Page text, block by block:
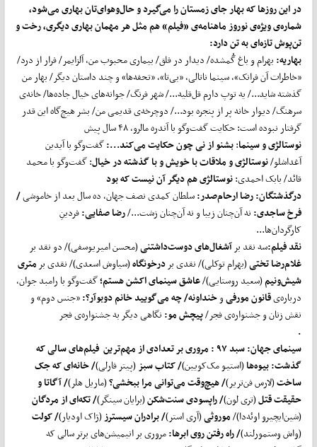
در این روزها که بهار جای زمستان را می‌گیرد و حال‌وهوای‌تان بهاری می‌شود،
شماره‌ی ویژه‌ی نوروز ماهنامه‌ی «فیلم» هم مثل هر مهمان بهاری دیگری، رخت و
تن‌پوش تازه‌ای به تن دارد:
بهاریه:بهرام و باغ گُمشده/ دیدار در فلق/ بیماری محبوب من، آلزایمر/ فرار از درد/
«خاطرات آن فرانک»، سینما ناتالی، «بی‌تا»، «تحفه‌ها» و چند داستان دیگر/ بهار من
گذشته شاید.../ یه توپ دارم قل‌قلیه.../ شهر فرنگ/ جوانه‌های خیال جاده‌ها/ خانه‌ی
سرهنگ/ دیوار خانه پر از پنجره بود.../ دوچرخه‌ی قدیمی من/ بشر هیچ‌گاه این قدر
گرفتار نبوده است: حکایت گفت‌وگو با آندره مالرو، ۴۸ سال پیش
نوستالژی و سینما:بشنو از نی چون حکایت میکند...:گفت‌وگو با آیدین
آغداشلو/نوستالژی و ملاقات با خویش و با گذشته در خیال: گفت‌وگو با محمد
قائد/ بابک احمدی:نوستالژی هم دیگر آن نیست که بود
درگذشتگان:رضا ارحامصدر:سلطان کمدی نصف جهان، ده سال بعد از خاموشی/
فرخ ساجدی:نه آن‌چنان زیبا و نه آن‌چنان زشت.../رضا صفایی:فردینِ
کارگردان‌ها...
نقد فیلم:سه نقد بر آشغالهای دوستداشتنی(محسن امیریوسفی)/ دو نقد بر
غلامرضا تختی(بهرام توکلی)/ نقدی بر درخونگاه(سیاوش اسعدی)/ نقدی بر متری
شیشونیم(سعید روستایی)/عاشق سینمای اکشن هستم؛گفت‌وگو با رامبد جوان،
درباره‌یقانون مورفیوخنداونه/ چه میگویید خانم دوبوآر؟:«جنس دوم» و
نقش زنان و جشنواره‌ی فجر/پیچش مو:نگاهی دیگر به جشنواره‌ی فجر
سینمای جهان:سبد ۹۷ :مروری بر تعدادی از مهمترین فیلمهای سالی که
گذشت:بیوهها(استیو مک‌کویین)/ کتاب سبز(پیتر فارلی)/ خانهای که جک
ساخت(لارس فن‌تریر)/ هیچوقت میتوانی مرا ببخشی؟(ماریل هلر)/ آگاتا و
حقیقت قتل(تری لون)/ راپسودی سنتشکن(برایان سینگر)/ تکهای از مردگان
(شین‌ایچیرو اوئه‌دا)/موروثی(آری استر)/ برادران سیسترز(ژاک اودیار)/ کولت
(واش وستمورلند)/ راه رفتن روی ابرها:مروری بر انیمیشن‌های برتر سالی که